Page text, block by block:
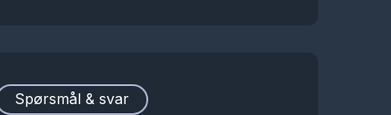
Spørsmål & svar